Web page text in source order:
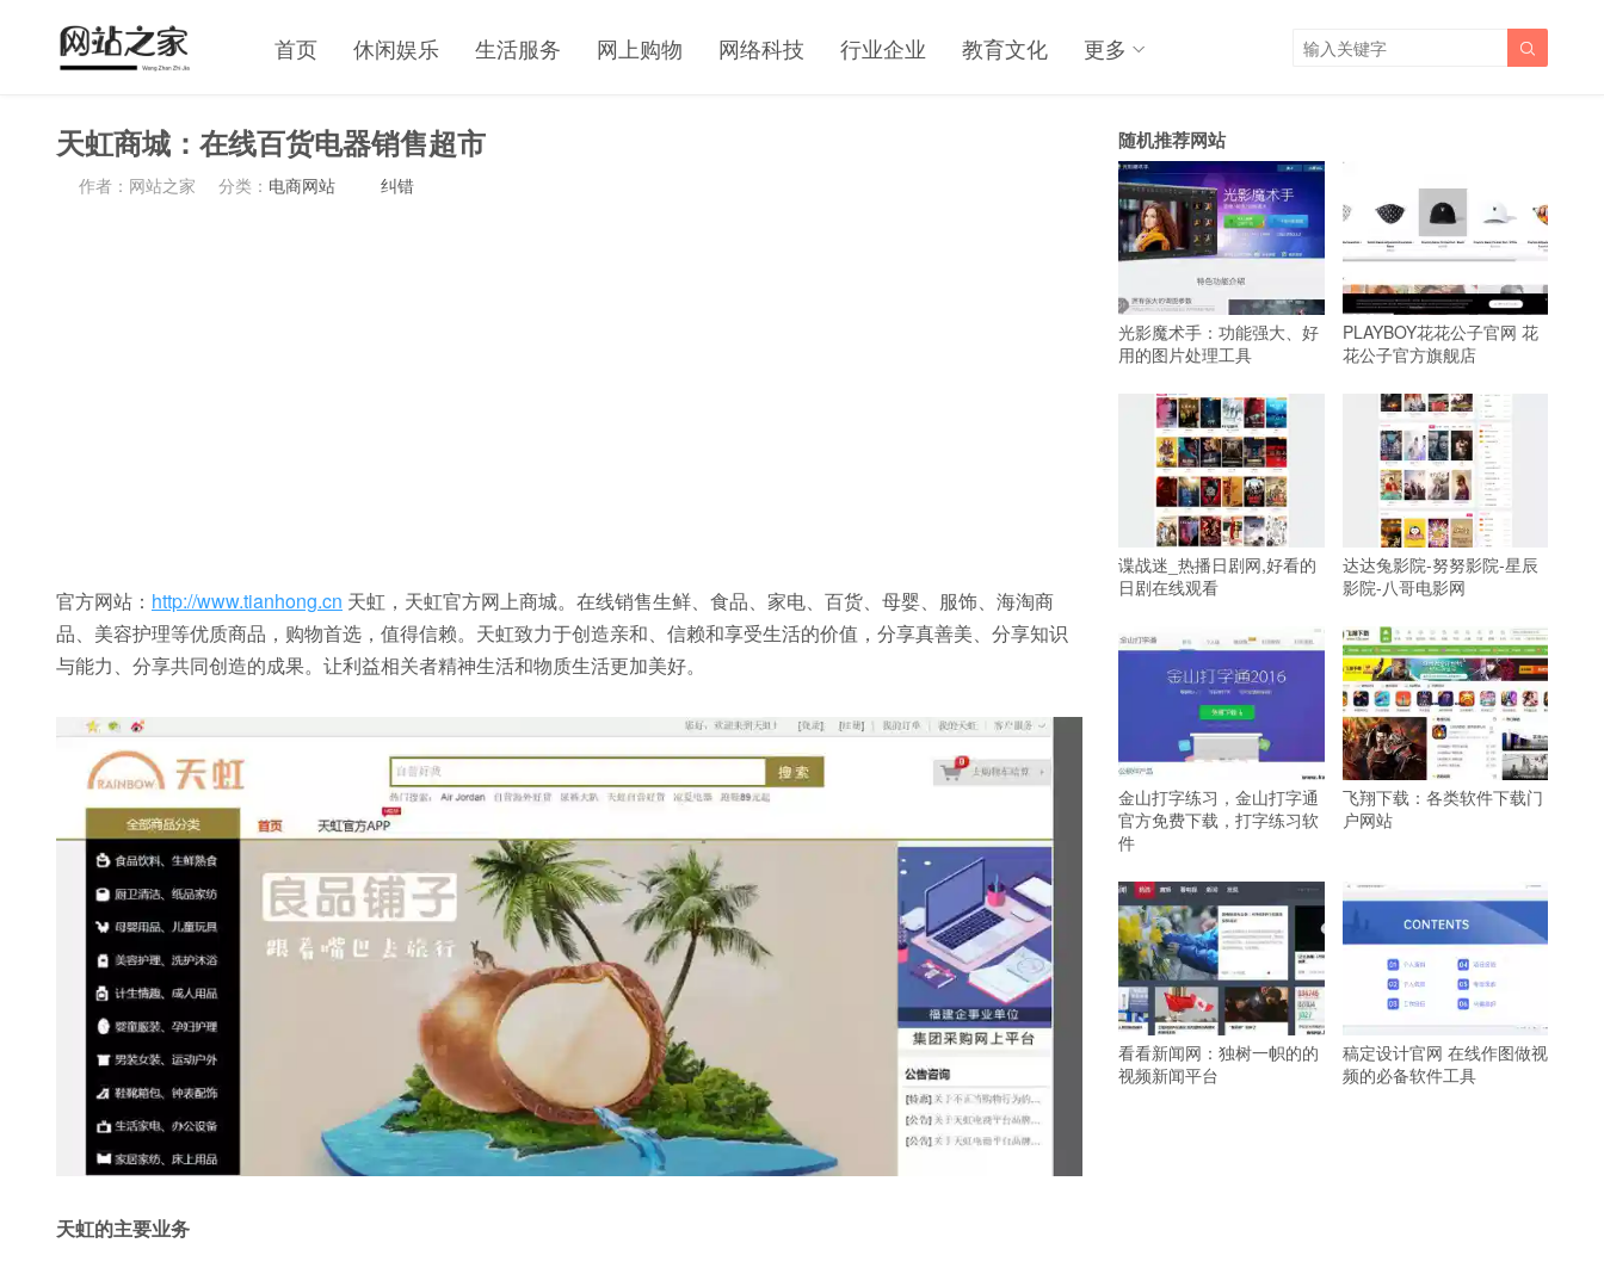
首页 休闲娱乐 生活服务 网上购物 网络科技 行业企业 教育文化 更多 
天虹商城：在线百货电器销售超市
作者：网站之家 分类： 电商网站 纠错
官方网站： http://www.tianhong.cn 天虹，天虹官方网上商城。在线销售生鲜、食品、家电、百货、母婴、服饰、海淘商
品、美容护理等优质商品，购物首选，值得信赖。天虹致力于创造亲和、信赖和享受生活的价值，分享真善美、分享知识
与能力、分享共同创造的成果。让利益相关者精神生活和物质生活更加美好。
天虹的主要业务
随机推荐网站
光影魔术手：功能强大、好
用的图片处理工具
PLAYBOY花花公子官网 花
花公子官方旗舰店
谍战迷_热播日剧网,好看的
日剧在线观看
达达兔影院-努努影院-星辰
影院-八哥电影网
金山打字练习，金山打字通
官方免费下载，打字练习软
件
飞翔下载：各类软件下载门
户网站
看看新闻网：独树一帜的的
视频新闻平台
稿定设计官网 在线作图做视
频的必备软件工具